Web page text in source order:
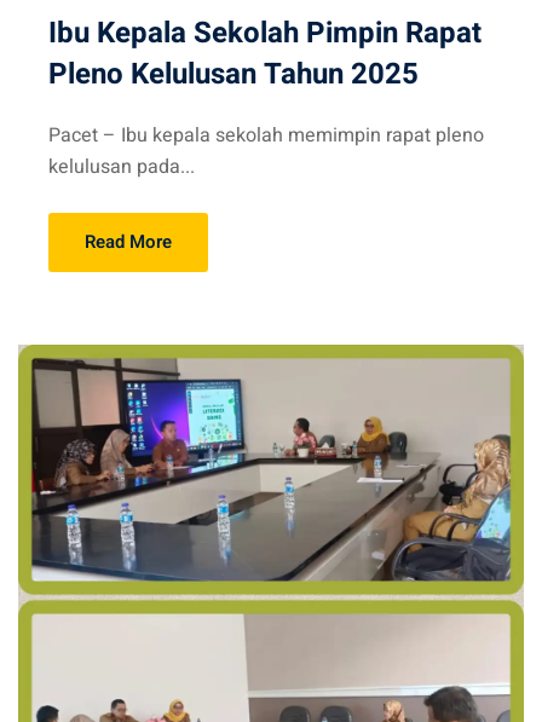
Ibu Kepala Sekolah Pimpin Rapat
Pleno Kelulusan Tahun 2025
Pacet – Ibu kepala sekolah memimpin rapat pleno
kelulusan pada...
Read More